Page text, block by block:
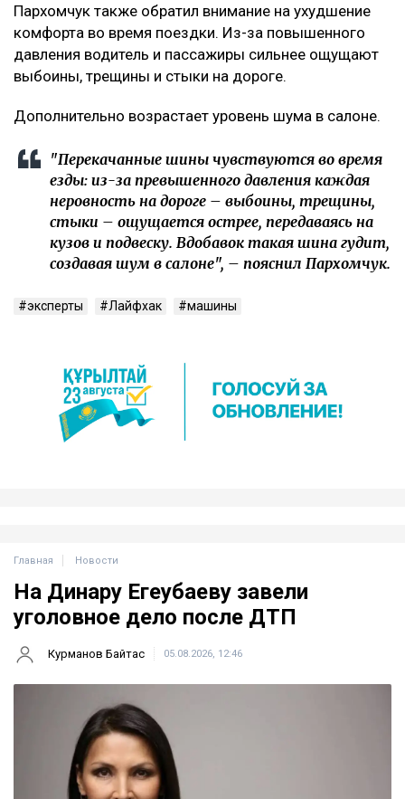
Пархомчук также обратил внимание на ухудшение
комфорта во время поездки. Из-за повышенного
давления водитель и пассажиры сильнее ощущают
выбоины, трещины и стыки на дороге.
Дополнительно возрастает уровень шума в салоне.
"Перекачанные шины чувствуются во время
езды: из-за превышенного давления каждая
неровность на дороге – выбоины, трещины,
стыки – ощущается острее, передаваясь на
кузов и подвеску. Вдобавок такая шина гудит,
создавая шум в салоне", – пояснил Пархомчук.
эксперты Лайфхак машины